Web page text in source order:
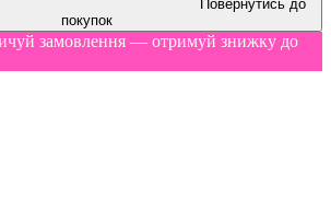
Повернутись до
покупок
замовлення — отримуй знижку до